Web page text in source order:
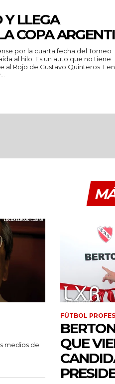
Y LLEGA
COPA
por la cuarta fecha del Torneo
que no tiene
al Rojo de Gustavo Quinteros.
medios de
FÚTBOL
QUE